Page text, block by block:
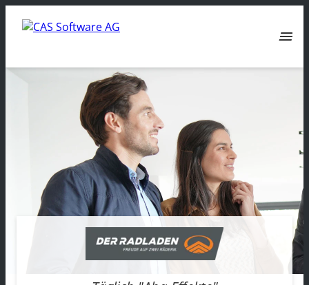
menu